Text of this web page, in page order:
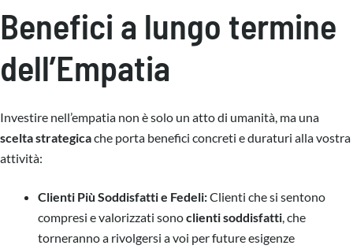
Benefici a lungo termine
dell’Empatia
Investire nell’empatia non è solo un atto di umanità, ma una
scelta strategicache porta benefici concreti e duraturi alla vostra
attività:
Clienti Più Soddisfatti e Fedeli:Clienti che si sentono
compresi e valorizzati sonoclienti soddisfatti , che
torneranno a rivolgersi a voi per future esigenze